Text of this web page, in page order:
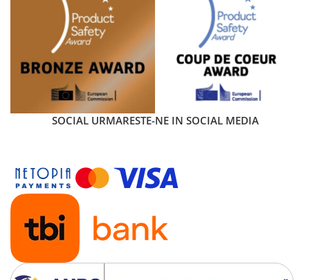
Carucior Cybex Priam 3 in 1
Peach Pink - Cadru Rosegold
SOCIAL URMARESTE-NE IN SOCIAL MEDIA